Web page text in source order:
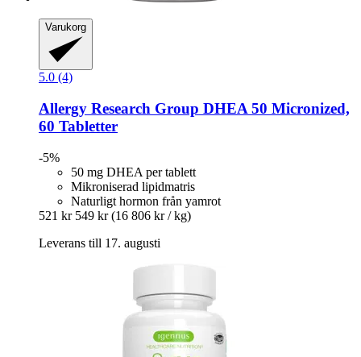
Varukorg
5.0 (4)
Allergy Research Group DHEA 50 Micronized,
60 Tabletter
-5%
50 mg DHEA per tablett
Mikroniserad lipidmatris
Naturligt hormon från yamrot
521 kr 549 kr (16 806 kr / kg)
Leverans till 17. augusti